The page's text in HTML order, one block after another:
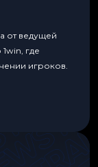
от ведущей
где
игроков.